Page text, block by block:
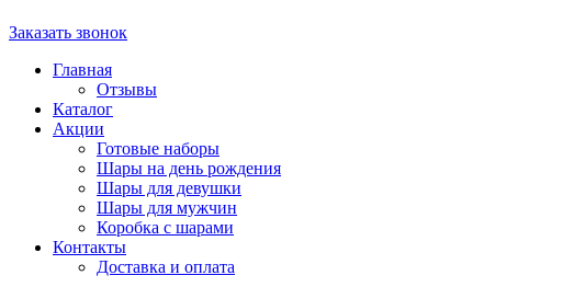
Заказать звонок
Главная
Отзывы
Каталог
Акции
Готовые наборы
Шары на день рождения
Шары для девушки
Шары для мужчин
Коробка с шарами
Контакты
Доставка и оплата